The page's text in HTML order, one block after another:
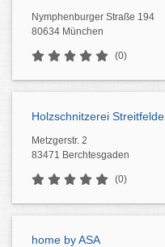
Nymphenburger Straße 194
80634 München
(0)
Holzschnitzerei
Metzgerstr. 2
83471 Berchtesgaden
(0)
home by ASA